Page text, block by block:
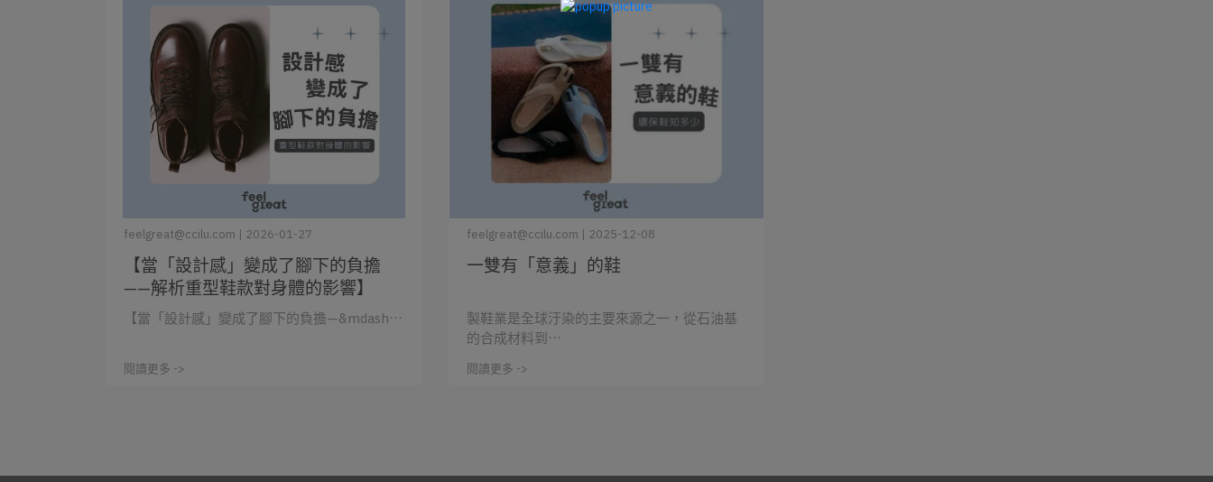
【當「設計感」變成了腳下的負擔
——解析重型鞋款對身體的影響】
feelgreat@ccilu.com | 2026-01-27
【當「設計感」變成了腳下的負擔—&mdash⋯
閱讀更多 ->
一雙有「意義」的鞋
feelgreat@ccilu.com | 2025-12-08
製鞋業是全球汙染的主要來源之一，從石油基
的合成材料到⋯
閱讀更多 ->